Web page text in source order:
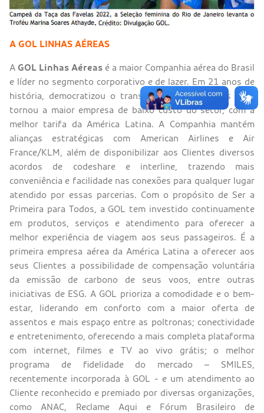
A GOL LINHAS AÉREAS
A GOL Linhas Aéreas é a maior Companhia aérea do Brasil
e líder no segmento corporativo e de lazer. Em 21 anos de
história, democratizou o transporte aéreo no país e se
tornou a maior empresa de baixo custo do setor, com a
melhor tarifa da América Latina. A Companhia mantém
alianças estratégicas com American Airlines e Air
France/KLM, além de disponibilizar aos Clientes diversos
acordos de codeshare e interline, trazendo mais
conveniência e facilidade nas conexões para qualquer lugar
atendido por essas parcerias. Com o propósito de Ser a
Primeira para Todos, a GOL tem investido continuamente
em produtos, serviços e atendimento para oferecer a
melhor experiência de viagem aos seus passageiros. É a
primeira empresa aérea da América Latina a oferecer aos
seus Clientes a possibilidade de compensação voluntária
da emissão de carbono de seus voos, entre outras
iniciativas de ESG. A GOL prioriza a comodidade e o bem-
estar, liderando em conforto com a maior oferta de
assentos e mais espaço entre as poltronas; conectividade
e entretenimento, oferecendo a mais completa plataforma
com internet, filmes e TV ao vivo grátis; o melhor
programa de fidelidade do mercado – SMILES,
recentemente incorporada à GOL - e um atendimento ao
Cliente reconhecido e premiado por diversas organizações,
como ANAC, Reclame Aqui e Fórum Brasileiro de